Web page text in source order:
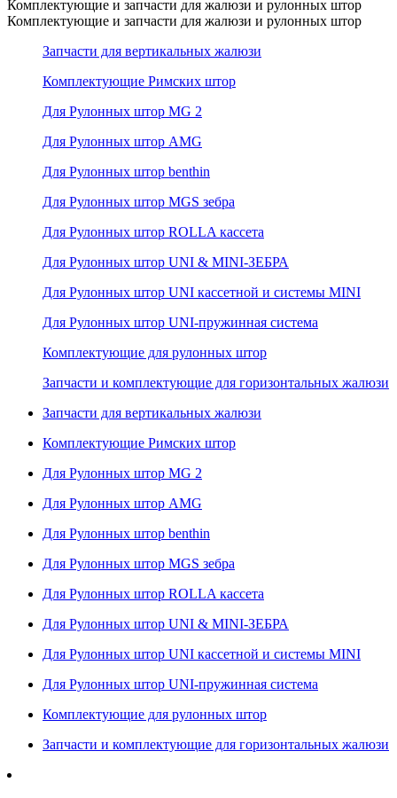
Комплектующие и запчасти для жалюзи и рулонных штор
Комплектующие и запчасти для жалюзи и рулонных штор
Запчасти для вертикальных жалюзи
Комплектующие Римских штор
Для Рулонных штор MG 2
Для Рулонных штор AMG
Для Рулонных штор benthin
Для Рулонных штор MGS зебра
Для Рулонных штор ROLLA кассета
Для Рулонных штор UNI & MINI-ЗЕБРА
Для Рулонных штор UNI кассетной и системы MINI
Для Рулонных штор UNI-пружинная система
Комплектующие для рулонных штор
Запчасти и комплектующие для горизонтальных жалюзи
Запчасти для вертикальных жалюзи
Комплектующие Римских штор
Для Рулонных штор MG 2
Для Рулонных штор AMG
Для Рулонных штор benthin
Для Рулонных штор MGS зебра
Для Рулонных штор ROLLA кассета
Для Рулонных штор UNI & MINI-ЗЕБРА
Для Рулонных штор UNI кассетной и системы MINI
Для Рулонных штор UNI-пружинная система
Комплектующие для рулонных штор
Запчасти и комплектующие для горизонтальных жалюзи